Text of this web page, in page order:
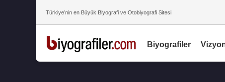
Türkiye’nin en Büyük Biyografi ve Otobiyografi Sitesi
Biyografiler